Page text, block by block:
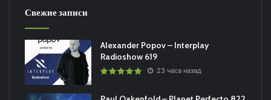
Свежие записи
Alexander Popov – Interplay
Radioshow 619
23 часа назад